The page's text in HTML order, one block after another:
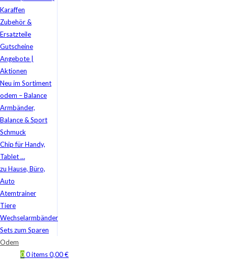
Karaffen
Zubehör &
Ersatzteile
Gutscheine
Angebote |
Aktionen
Neu im Sortiment
odem – Balance
Armbänder,
Balance & Sport
Schmuck
Chip für Handy,
Tablet …
zu Hause, Büro,
Auto
Atemtrainer
Tiere
Wechselarmbänder
Sets zum Sparen
Odem
00 items0,00€